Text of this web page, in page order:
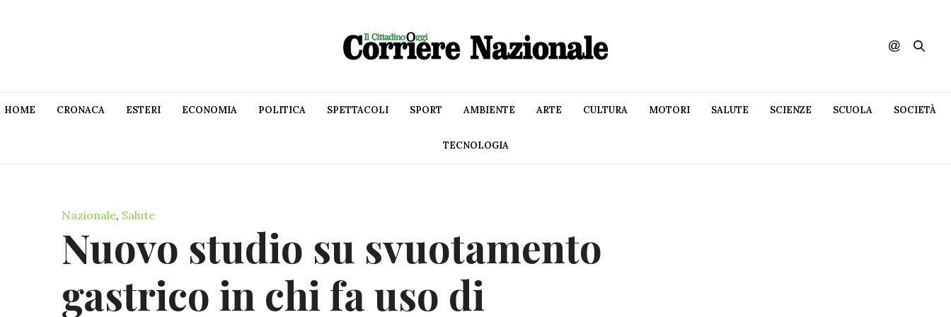
HOME CRONACA ESTERI ECONOMIA POLITICA SPETTACOLI SPORT AMBIENTE ARTE CULTURA MOTORI SALUTE SCIENZE SCUOLA SOCIETÀ
TECNOLOGIA
Nazionale, Salute
Nuovo studio su svuotamento
gastrico in chi fa uso di